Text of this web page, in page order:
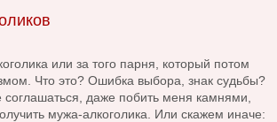
или за того парня, который потом
Что это? Ошибка выбора, знак судьбы?
даже побить меня камнями,
мужа-алкоголика. Или скажем иначе: